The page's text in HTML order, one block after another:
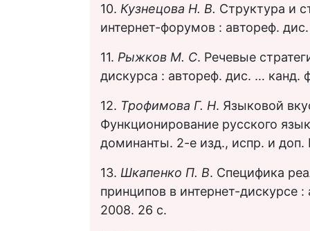
10. Кузнецова Н. В. Структура и
интернет-форумов : автореф.
11. Рыжков М. С. Речевые
дискурса : автореф. дис. … канд.
12. Трофимова Г. Н. Языковой
Функционирование русского
доминанты. 2-е изд., испр. и
13. Шкапенко П. В. Специфика
принципов в интернет-дискурсе
2008. 26 с.